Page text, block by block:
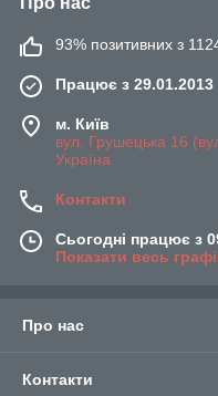
93% позитивних з 1124
Працює з 29.01.2013
м. Київ
вул. Грушецька 16
Україна
Контакти
Сьогодні працює з
Показати весь
Про нас
Контакти